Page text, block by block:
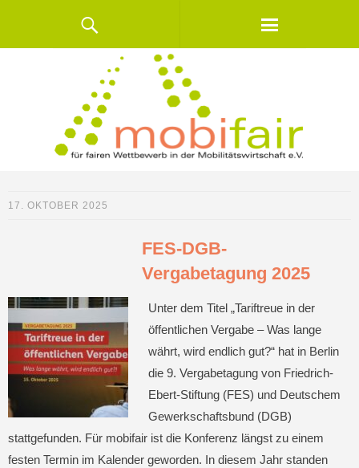
17. OKTOBER 2025
FES-DGB-
Vergabetagung 2025
Unter dem Titel „Tariftreue in der
öffentlichen Vergabe – Was lange
währt, wird endlich gut?“ hat in Berlin
die 9. Vergabetagung von Friedrich-
Ebert-Stiftung (FES) und Deutschem
Gewerkschaftsbund (DGB)
stattgefunden. Für mobifair ist die Konferenz längst zu einem
festen Termin im Kalender geworden. In diesem Jahr standen